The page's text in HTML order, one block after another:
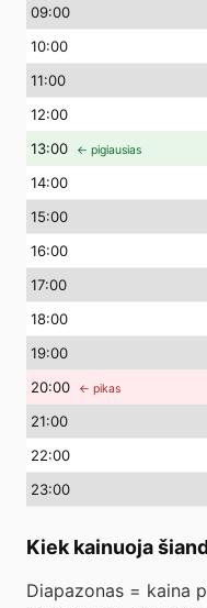
09:00
10:00
11:00
12:00
13:00 ← pigiausias
14:00
15:00
16:00
17:00
18:00
19:00
20:00 ← pikas
21:00
22:00
23:00
Kiek kainuoja
Diapazonas = kaina